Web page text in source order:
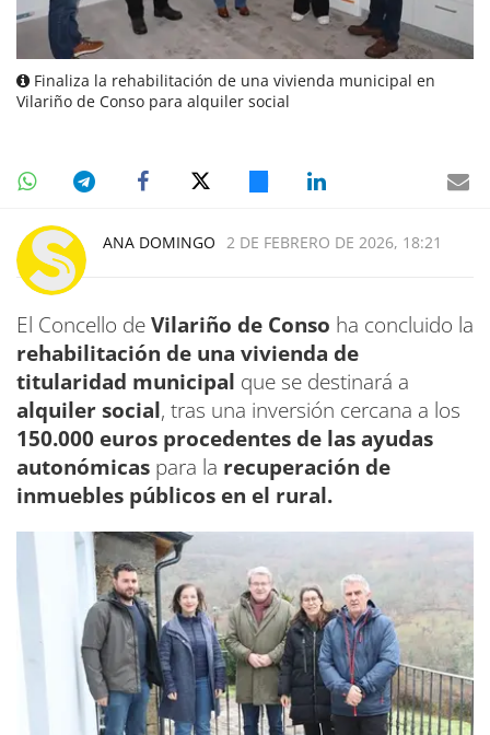
Finaliza la rehabilitación de una vivienda municipal en
Vilariño de Conso para alquiler social
ANA DOMINGO 2 DE FEBRERO DE 2026, 18:21
El Concello deVilariño de Conso ha concluido la
rehabilitación de una vivienda de
titularidad municipal que se destinará a
alquiler social, tras una inversión cercana a los
150.000 euros procedentes de las ayudas
autonómicas para la recuperación de
inmuebles públicos en el rural.